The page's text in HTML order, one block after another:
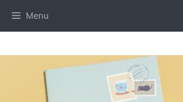
Menu